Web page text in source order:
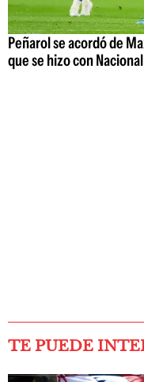
Peñarol se acordó de
que se hizo con
TE PUEDE